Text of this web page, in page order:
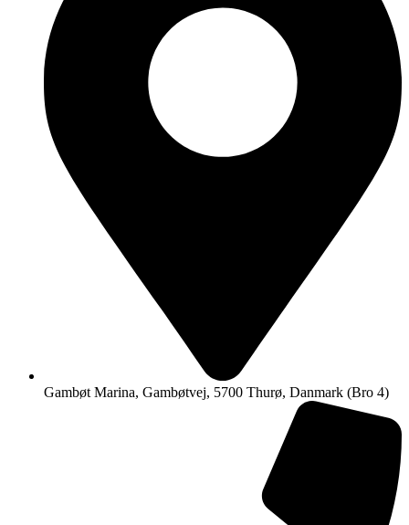
Gambøt Marina, Gambøtvej, 5700 Thurø, Danmark (Bro 4)